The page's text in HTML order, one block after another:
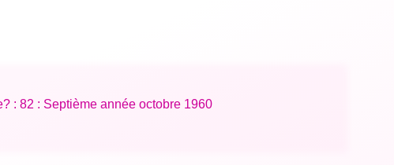
: 82 : Septième année octobre 1960